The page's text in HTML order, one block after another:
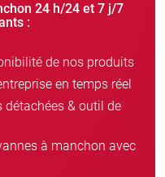
24 h/24 et 7 j/7
:
de nos produits
en temps réel
détachées & outil de
à manchon avec